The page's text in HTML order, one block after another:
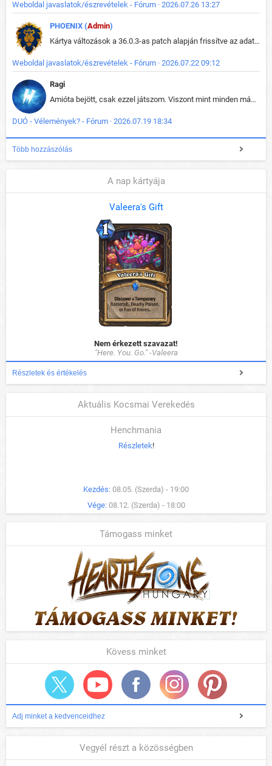
Weboldal javaslatok/észrevételek - Fórum · 2026.07.26 13:27
PHOENIX (Admin)
Kártya változások a 36.0.3-as patch alapján frissítve az adatbázisban (képek is cserélve).
Weboldal javaslatok/észrevételek - Fórum · 2026.07.22 09:12
Ragi
Amióta bejött, csak ezzel játszom. Viszont mint minden más - akár az alapjáték is, ez is baromira összetett lett. Néha már pár kör után is esélytelen az egész. Vagy irreállisan túltápol valaki, vagy lelép a partner, vagy csak hülye mint a segg. És amikor eljönne az én időm, na akkor jön el mindenki másé is. Engem jobban érdekelne, hogy ki milyen ratingen szokott játszani. Na ez lenne egy érdekes adat.
DUÓ - Vélemények? - Fórum · 2026.07.19 18:34
Több hozzászólás
A nap kártyája
Valeera's Gift
Nem érkezett szavazat!
"Here. You. Go." -Valeera
Részletek és értékelés
Aktuális Kocsmai Verekedés
Henchmania
Részletek!
Kezdés: 08.05. (Szerda) - 19:00
Vége: 08.12. (Szerda) - 18:00
Támogass minket
Kövess minket
Adj minket a kedvenceidhez
Vegyél részt a közösségben